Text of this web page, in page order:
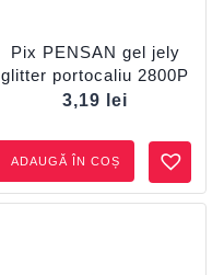
Pix PENSAN gel jely
glitter portocaliu 2800P
3,19
lei
ADAUGĂ ÎN COȘ